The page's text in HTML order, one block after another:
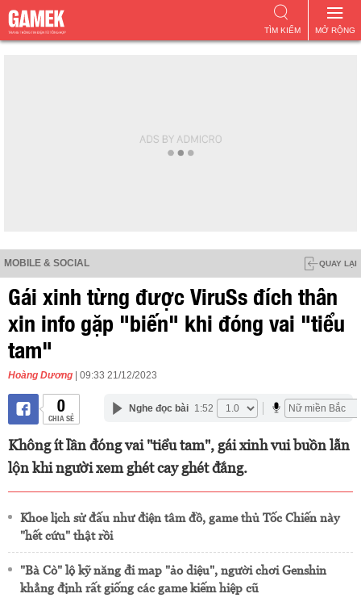
MỞ RỘNG
TÌM KIẾM
MOBILE & SOCIAL QUAY LẠI
Gái xinh từng được ViruSs đích thân
xin info gặp "biến" khi đóng vai "tiểu
tam"
Hoàng Dương | 09:33 21/12/2023
0
CHIA SẺ
Nghe đọc bài 1:52
Không ít lần đóng vai "tiểu tam", gái xinh vui buồn lẫn
lộn khi người xem ghét cay ghét đắng.
Khoe lịch sử đấu như điện tâm đồ, game thủ Tốc Chiến này
"hết cứu" thật rồi
"Bà Cò" lộ kỹ năng đi map "ảo diệu", người chơi Genshin
khẳng định rất giống các game kiếm hiệp cũ